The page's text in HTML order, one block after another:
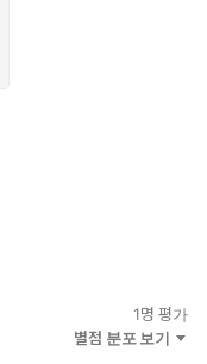
1명 평가
별점 분포 보기